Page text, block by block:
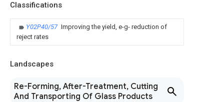
Classifications
Y02P40/57 Improving the yield, e-g- reduction of
reject rates
Landscapes
Re-Forming, After-Treatment, Cutting
And Transporting Of Glass Products